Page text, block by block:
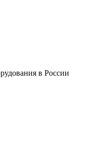
в России